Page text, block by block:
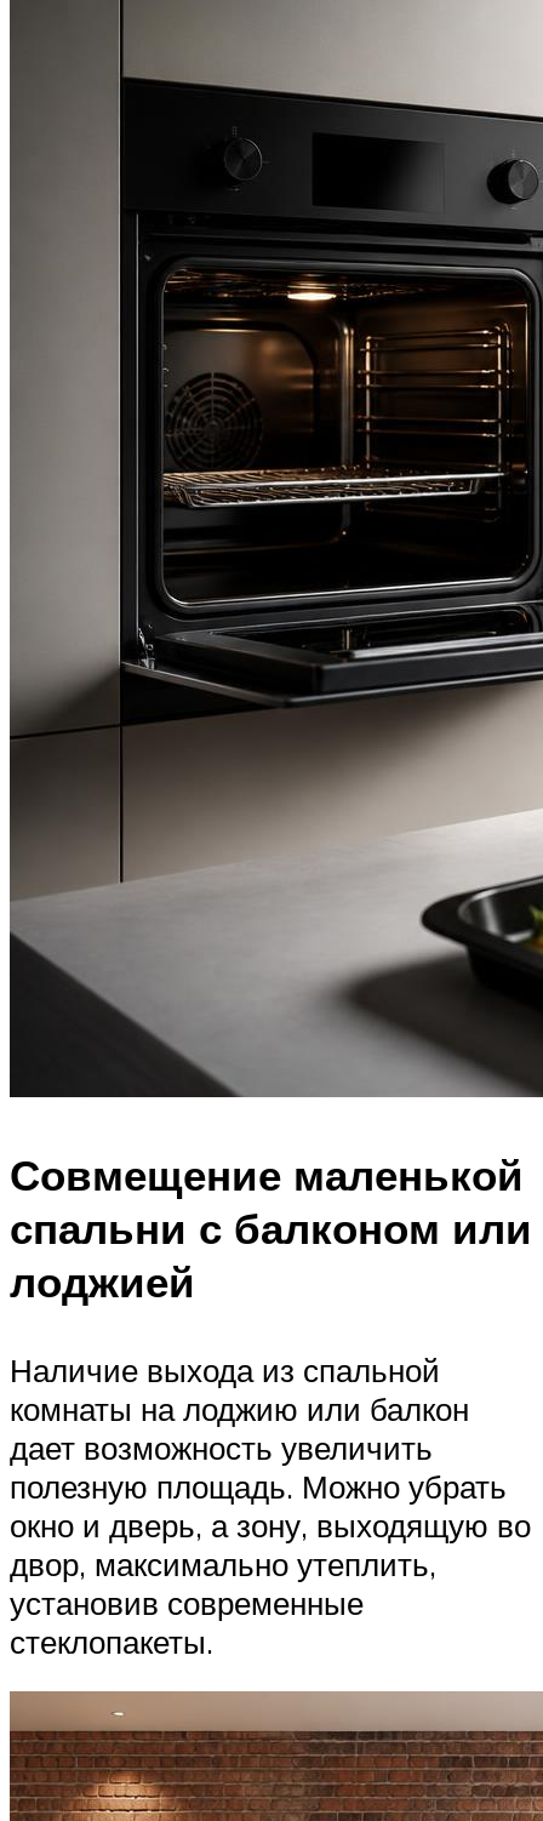
Совмещение маленькой
спальни с балконом или
лоджией
Наличие выхода из спальной
комнаты на лоджию или балкон
дает возможность увеличить
полезную площадь. Можно убрать
окно и дверь, а зону, выходящую во
двор, максимально утеплить,
установив современные
стеклопакеты.